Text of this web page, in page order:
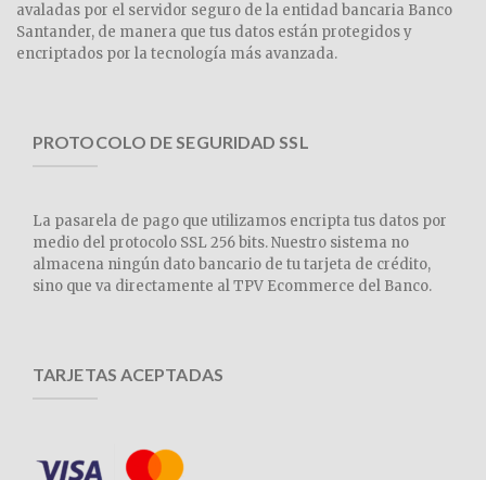
avaladas por el servidor seguro de la entidad bancaria Banco
Santander, de manera que tus datos están protegidos y
encriptados por la tecnología más avanzada.
PROTOCOLO DE SEGURIDAD SSL
La pasarela de pago que utilizamos encripta tus datos por
medio del protocolo SSL 256 bits. Nuestro sistema no
almacena ningún dato bancario de tu tarjeta de crédito,
sino que va directamente al TPV Ecommerce del Banco.
TARJETAS ACEPTADAS